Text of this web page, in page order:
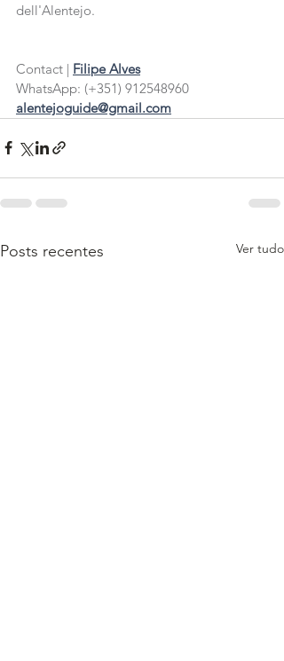
dell'Alentejo.
Contact | Filipe Alves
WhatsApp: (+351) 912548960
alentejoguide@gmail.com
Posts recentes Ver tudo